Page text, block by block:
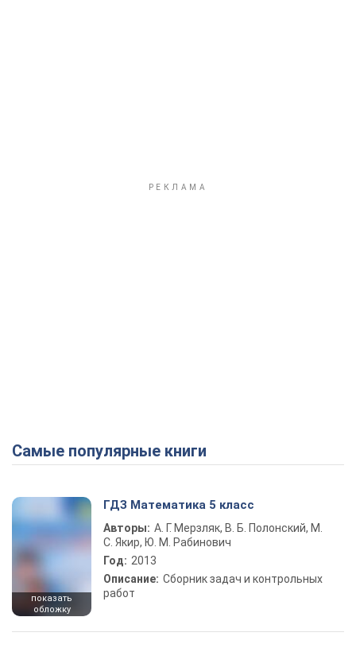
Самые популярные книги
показать
обложку
ГДЗ Математика 5 класс
Авторы: А. Г. Мерзляк, В. Б. Полонский, М.
С. Якир, Ю. М. Рабинович
Год: 2013
Описание: Сборник задач и контрольных
работ